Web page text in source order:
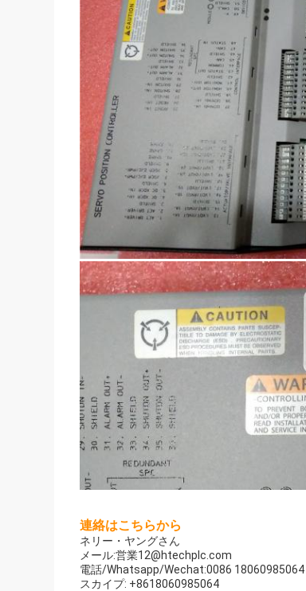
連絡はこちらから
ネリー・ヤングさん
メール:営業12@htechplc.com
電話/Whatsapp/Wechat:0086 18060985064
スカイプ: +8618060985064